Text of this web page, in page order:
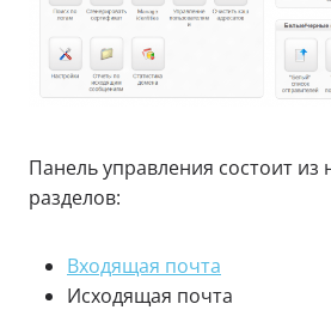
Панель управления состоит из
разделов:
Входящая почта
Исходящая почта